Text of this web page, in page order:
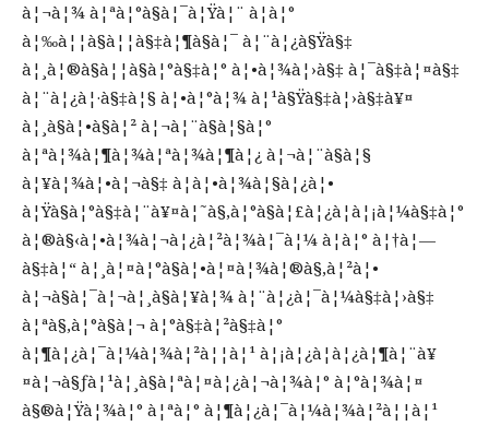
à¦¬à¦¾ à¦ªà¦°à§à¦¯à¦Ÿà¦¨ à¦à¦°
à¦‰à¦¦à§à¦¦à§‡à¦¶à§à¦¯ à¦¨à¦¿à§Ÿà§‡
à¦¸à¦®à§à¦¦à§à¦°à§‡à¦° à¦•à¦¾à¦›à§‡ à¦¯à§‡à¦¤à§‡
à¦¨à¦¿à¦·à§‡à¦§ à¦•à¦°à¦¾ à¦¹à§Ÿà§‡à¦›à§‡à¥¤
à¦¸à§à¦•à§à¦² à¦¬à¦¨à§à¦§à¦°
à¦ªà¦¾à¦¶à¦¾à¦ªà¦¾à¦¶à¦¿ à¦¬à¦¨à§à¦§
à¦¥à¦¾à¦•à¦¬à§‡ à¦à¦•à¦¾à¦§à¦¿à¦•
à¦Ÿà§à¦°à§‡à¦¨à¥¤à¦˜à§‚à¦°à§à¦£à¦¿à¦à¦¡à¦¼à§‡à¦°
à¦®à§‹à¦•à¦¾à¦¬à¦¿à¦²à¦¾à¦¯à¦¼ à¦à¦° à¦†à¦—
à§‡à¦“ à¦¸à¦¤à¦°à§à¦•à¦¤à¦¾à¦®à§‚à¦²à¦•
à¦¬à§à¦¯à¦¬à¦¸à§à¦¥à¦¾ à¦¨à¦¿à¦¯à¦¼à§‡à¦›à§‡
à¦ªà§‚à¦°à§à¦¬ à¦°à§‡à¦²à§‡à¦°
à¦¶à¦¿à¦¯à¦¼à¦¾à¦²à¦¦à¦¹ à¦¡à¦¿à¦­à¦¿à¦¶à¦¨à¥
¤à¦¬à§ƒà¦¹à¦¸à§à¦ªà¦¤à¦¿à¦¬à¦¾à¦° à¦°à¦¾à¦¤
à§®à¦Ÿà¦¾à¦° à¦ªà¦° à¦¶à¦¿à¦¯à¦¼à¦¾à¦²à¦¦à¦¹